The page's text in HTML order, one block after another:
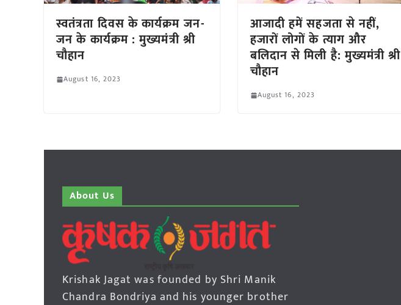
स्वतंत्रता दिवस के कार्यक्रम जन-
जन के कार्यक्रम : मुख्यमंत्री श्री
चौहान
August 16, 2023
आजादी हमें सहजता से नहीं,
हजारों लोगों के त्याग और
बलिदान से मिली है: मुख्यमंत्री श्री
चौहान
August 16, 2023
About Us
Krishak Jagat was founded by Shri Manik
Chandra Bondriya and his younger brother